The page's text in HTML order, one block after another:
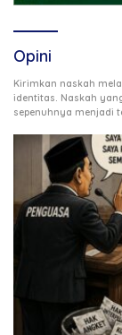
Opini
Kirimkan naskah
identitas. Naskah
sepenuhnya menjadi